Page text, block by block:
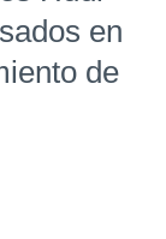
en
de